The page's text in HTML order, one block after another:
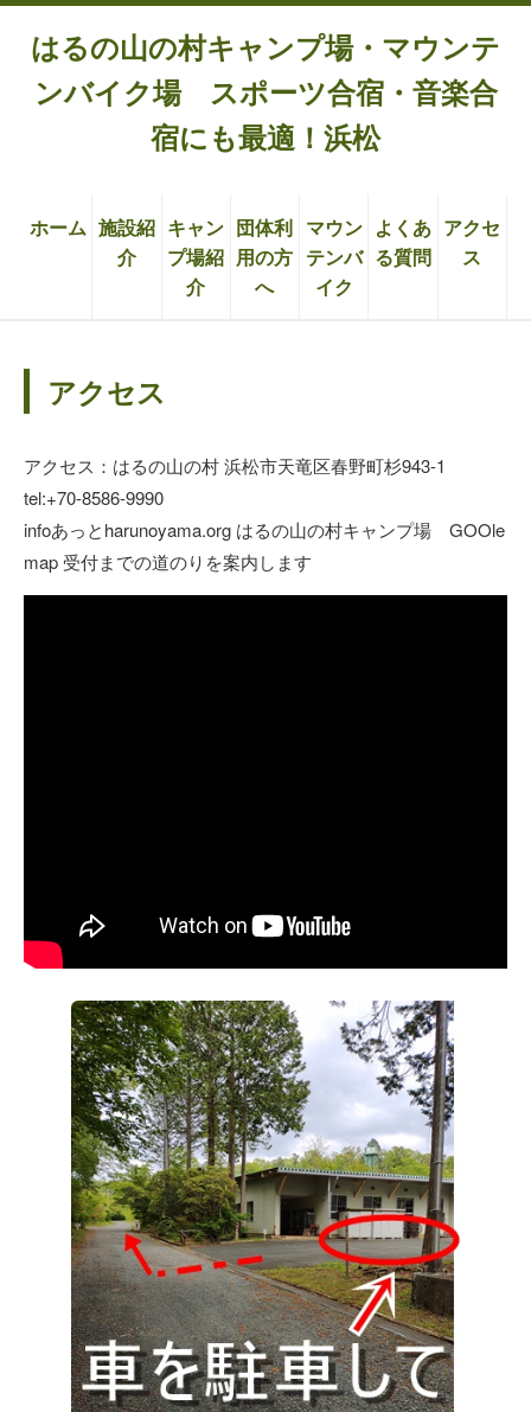
はるの山の村キャンプ場・マウンテ
ンバイク場 スポーツ合宿・音楽合
宿にも最適！浜松
ホーム 施設紹
介
キャン
プ場紹
介
団体利
用の方
へ
マウン
テンバ
イク
よくあ
る質問
アクセ
ス
アクセス
アクセス：はるの山の村 浜松市天竜区春野町杉943-1
tel:+70-8586-9990
infoあっとharunoyama.org はるの山の村キャンプ場 GOOle
map 受付までの道のりを案内します